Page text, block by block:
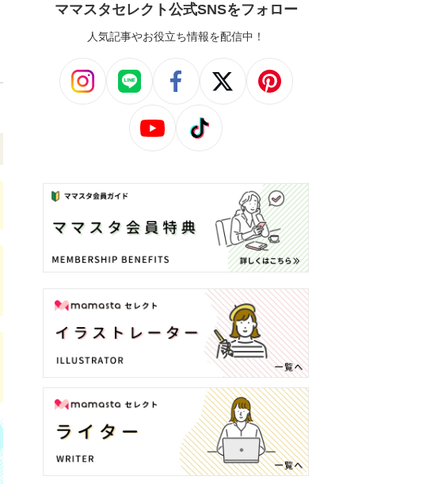
ママスタセレクト公式SNSをフォロー
人気記事やお役立ち情報を配信中！